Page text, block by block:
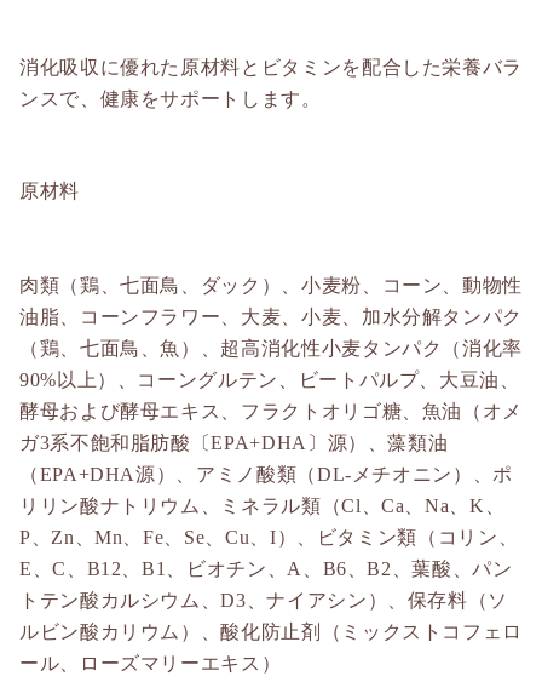
消化吸収に優れた原材料とビタミンを配合した栄養バラ
ンスで、健康をサポートします。
原材料
肉類（鶏、七面鳥、ダック）、小麦粉、コーン、動物性
油脂、コーンフラワー、大麦、小麦、加水分解タンパク
（鶏、七面鳥、魚）、超高消化性小麦タンパク（消化率
90%以上）、コーングルテン、ビートパルプ、大豆油、
酵母および酵母エキス、フラクトオリゴ糖、魚油（オメ
ガ3系不飽和脂肪酸〔EPA+DHA〕源）、藻類油
（EPA+DHA源）、アミノ酸類（DL-メチオニン）、ポ
リリン酸ナトリウム、ミネラル類（Cl、Ca、Na、K、
P、Zn、Mn、Fe、Se、Cu、I）、ビタミン類（コリン、
E、C、B12、B1、ビオチン、A、B6、B2、葉酸、パン
トテン酸カルシウム、D3、ナイアシン）、保存料（ソ
ルビン酸カリウム）、酸化防止剤（ミックストコフェロ
ール、ローズマリーエキス）